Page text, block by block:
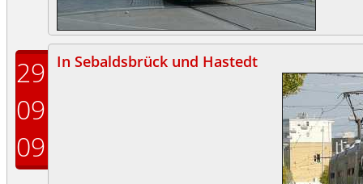
29
09
09
In Sebaldsbrück und Hastedt